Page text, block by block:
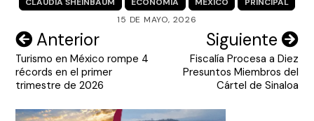
15 DE MAYO, 2026
Navegación
de
entradas
Anterior
Turismo en México rompe 4
récords en el primer
trimestre de 2026
Siguiente
Fiscalía Procesa a Diez
Presuntos Miembros del
Cártel de Sinaloa